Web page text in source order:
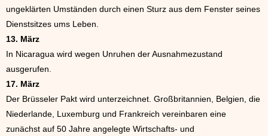
ungeklärten Umständen durch einen Sturz aus dem Fenster seines
Dienstsitzes ums Leben.
13. März
In Nicaragua wird wegen Unruhen der Ausnahmezustand
ausgerufen.
17. März
Der Brüsseler Pakt wird unterzeichnet. Großbritannien, Belgien, die
Niederlande, Luxemburg und Frankreich vereinbaren eine
zunächst auf 50 Jahre angelegte Wirtschafts- und